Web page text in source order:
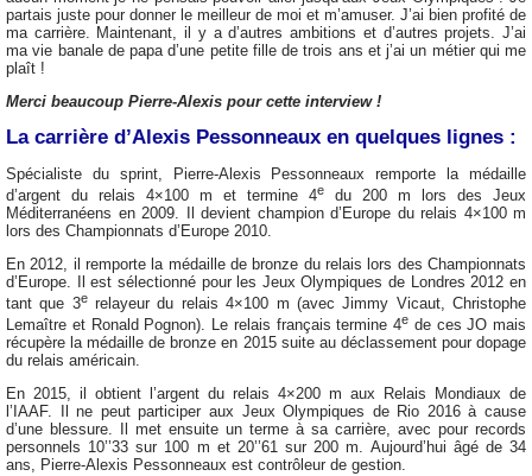
partais juste pour donner le meilleur de moi et m’amuser. J’ai bien profité de
ma carrière. Maintenant, il y a d’autres ambitions et d’autres projets. J’ai
ma vie banale de papa d’une petite fille de trois ans et j’ai un métier qui me
plaît !
Merci beaucoup Pierre-Alexis pour cette interview !
La carrière d’Alexis Pessonneaux en quelques lignes :
Spécialiste du sprint, Pierre-Alexis Pessonneaux remporte la médaille
d’argent du relais 4×100 m et termine 4e
du 200 m lors des Jeux
Méditerranéens en 2009. Il devient champion d’Europe du relais 4×100 m
lors des Championnats d’Europe 2010.
En 2012, il remporte la médaille de bronze du relais lors des Championnats
d’Europe. Il est sélectionné pour les Jeux Olympiques de Londres 2012 en
tant que 3erelayeur du relais 4×100 m (avec Jimmy Vicaut, Christophe
Lemaître et Ronald Pognon). Le relais français termine 4e de ces JO mais
récupère la médaille de bronze en 2015 suite au déclassement pour dopage
du relais américain.
En 2015, il obtient l’argent du relais 4×200 m aux Relais Mondiaux de
l’IAAF. Il ne peut participer aux Jeux Olympiques de Rio 2016 à cause
d’une blessure. Il met ensuite un terme à sa carrière, avec pour records
personnels 10’’33 sur 100 m et 20’’61 sur 200 m. Aujourd’hui âgé de 34
ans, Pierre-Alexis Pessonneaux est contrôleur de gestion.